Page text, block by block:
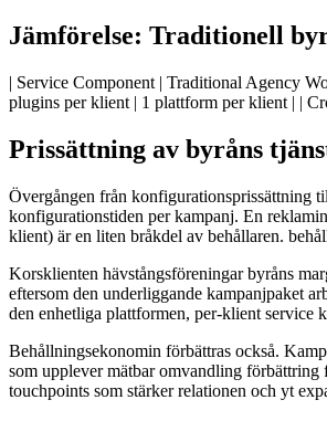
Jämförelse: Traditionell
| Service Component | Traditional Agency
plugins per klient | 1 plattform per klient | |
Prissättning av byråns
Övergången från konfigurationsprissättning
konfigurationstiden per kampanj. En
klient) är en liten bråkdel av behållaren.
Korsklienten hävstångsföreningar byråns
eftersom den underliggande kampanjpaket
den enhetliga plattformen, per-klient service
Behållningsekonomin förbättras också.
som upplever mätbar omvandling förbättring
touchpoints som stärker relationen och yt